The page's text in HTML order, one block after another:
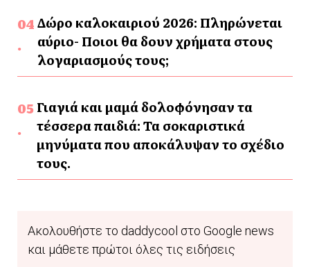
Δώρο καλοκαιριού 2026: Πληρώνεται
αύριο- Ποιοι θα δουν χρήματα στους
λογαριασμούς τους;
Γιαγιά και μαμά δολοφόνησαν τα
τέσσερα παιδιά: Τα σοκαριστικά
μηνύματα που αποκάλυψαν το σχέδιο
τους.
Ακολουθήστε το daddycool στο Google news
και μάθετε πρώτοι όλες τις ειδήσεις